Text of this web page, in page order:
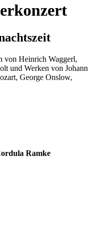
von Heinrich Waggerl,
und Werken von Johann
George Onslow,
Ramke